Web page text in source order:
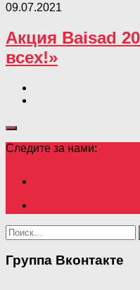
09.07.2021
Акция Baisad
всех!»
Следите за нами:
Найти:
Группа Вконтакте